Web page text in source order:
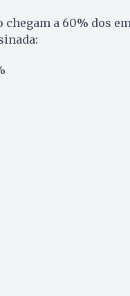
chegam a 60% dos